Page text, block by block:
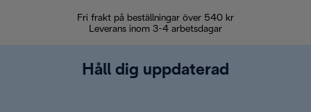
Fri frakt på beställningar över 540 kr
Leverans inom 3-4 arbetsdagar
Håll dig uppdaterad